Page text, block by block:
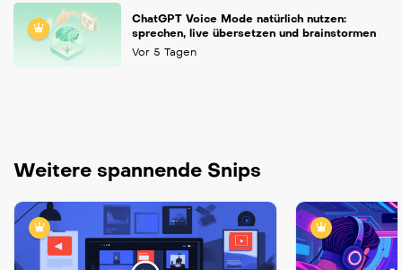
ChatGPT Voice Mode natürlich nutzen:
sprechen, live übersetzen und brainstormen
Vor 5 Tagen
Weitere spannende Snips